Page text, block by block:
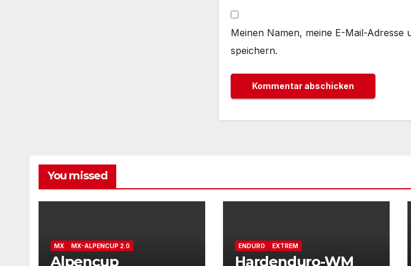
Meinen Namen, meine E-Mail-Adresse
speichern.
You missed
MX MX-ALPENCUP 2.0
Alpencup
ENDURO EXTREM
Hardenduro-WM